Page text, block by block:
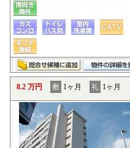
8.2 万円 敷 1ヶ月 礼 1ヶ月